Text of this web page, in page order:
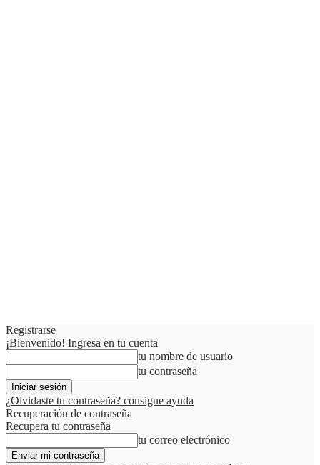
Registrarse
¡Bienvenido! Ingresa en tu cuenta
tu nombre de usuario
tu contraseña
¿Olvidaste tu contraseña? consigue ayuda
Recuperación de contraseña
Recupera tu contraseña
tu correo electrónico